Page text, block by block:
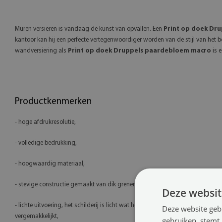
Muren versieren is vandaag de kunst van opvallen. Een Print op doek
kantoor kan hij een perfecte vertegenwoordiger worden van de stijl van het
wandversiering als Print op doek Druppels paardebloem macro is
Productkenmerken
- hoge afdrukresolutie,
- volledige bedrukking,
- hoogwaardig materiaal,
- stevige constructie gemaakt van dik grenenhout (2 cm),
- lichte uitvoering, het schilderij is licht wat het ophangen en verplaatsen
vergemakkelijkt,
Deze
Deze website